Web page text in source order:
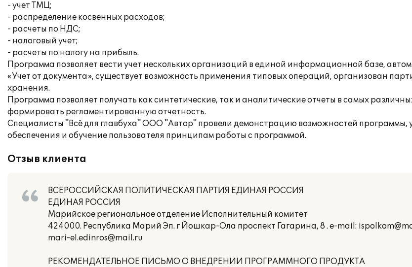
- учет ТМЦ;
- распределение косвенных расходов;
- расчеты по НДС;
- налоговый учет;
- расчеты по налогу на прибыль.
Программа позволяет вести учет нескольких организаций в единой информационной базе,
«Учет от документа», существует возможность применения типовых операций, организован
хранения.
Программа позволяет получать как синтетические, так и аналитические отчеты в самых
формировать регламентированную отчетность.
Специалисты "Всё для главбуха" ООО "Автор" провели демонстрацию возможностей программы,
обеспечения и обучение пользователя принципам работы с программой.
Отзыв клиента
ВСЕРОССИЙСКАЯ ПОЛИТИЧЕСКАЯ ПАРТИЯ ЕДИНАЯ РОССИЯ
ЕДИНАЯ РОССИЯ
Марийское региональное отделение Исполнительный комитет
424000. Республика Марий Эп. г Йошкар-Ола проспект Гагарина, 8 . e-mail:
mari-el.edinros@mail.ru
РЕКОМЕНДАТЕЛЬНОЕ ПИСЬМО О ВHЕДРЕНИИ ПРОГРАММНОГО ПРОДУКТА